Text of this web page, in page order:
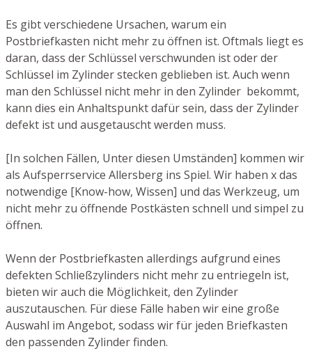
Es gibt verschiedene Ursachen, warum ein
Postbriefkasten nicht mehr zu öffnen ist. Oftmals liegt es
daran, dass der Schlüssel verschwunden ist oder der
Schlüssel im Zylinder stecken geblieben ist. Auch wenn
man den Schlüssel nicht mehr in den Zylinder bekommt,
kann dies ein Anhaltspunkt dafür sein, dass der Zylinder
defekt ist und ausgetauscht werden muss.
[In solchen Fällen, Unter diesen Umständen] kommen wir
als Aufsperrservice Allersberg ins Spiel. Wir haben x das
notwendige [Know-how, Wissen] und das Werkzeug, um
nicht mehr zu öffnende Postkästen schnell und simpel zu
öffnen.
Wenn der Postbriefkasten allerdings aufgrund eines
defekten Schließzylinders nicht mehr zu entriegeln ist,
bieten wir auch die Möglichkeit, den Zylinder
auszutauschen. Für diese Fälle haben wir eine große
Auswahl im Angebot, sodass wir für jeden Briefkasten
den passenden Zylinder finden.